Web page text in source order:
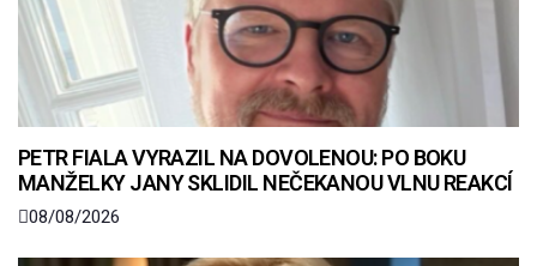
PETR FIALA VYRAZIL NA DOVOLENOU: PO BOKU
MANŽELKY JANY SKLIDIL NEČEKANOU VLNU REAKCÍ
08/08/2026